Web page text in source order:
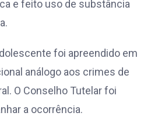
e feito uso de substância
foi apreendido em
análogo aos crimes de
O Conselho Tutelar foi
a ocorrência.